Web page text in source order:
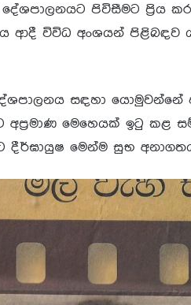
පිවිසීමට ප්‍රිය
ආදී විවිධ අංශයන් පිළිබඳව
සඳහා යොමුවන්නේ
අප්‍රමාණ මෙහෙයක් ඉටු කළ
දීර්ඝායුෂ මෙන්ම සුභ